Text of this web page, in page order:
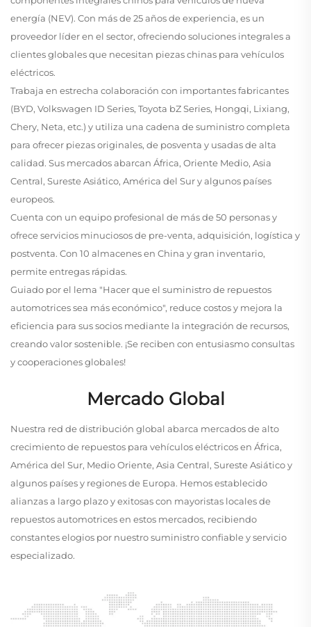
energía (NEV). Con más de 25 años de experiencia, es un
proveedor líder en el sector, ofreciendo soluciones integrales a
clientes globales que necesitan piezas chinas para vehículos
eléctricos.
Trabaja en estrecha colaboración con importantes fabricantes
(BYD, Volkswagen ID Series, Toyota bZ Series, Hongqi, Lixiang,
Chery, Neta, etc.) y utiliza una cadena de suministro completa
para ofrecer piezas originales, de posventa y usadas de alta
calidad. Sus mercados abarcan África, Oriente Medio, Asia
Central, Sureste Asiático, América del Sur y algunos países
europeos.
Cuenta con un equipo profesional de más de 50 personas y
ofrece servicios minuciosos de pre-venta, adquisición, logística y
postventa. Con 10 almacenes en China y gran inventario,
permite entregas rápidas.
Guiado por el lema "Hacer que el suministro de repuestos
automotrices sea más económico", reduce costos y mejora la
eficiencia para sus socios mediante la integración de recursos,
creando valor sostenible. ¡Se reciben con entusiasmo consultas
y cooperaciones globales!
Mercado Global
Nuestra red de distribución global abarca mercados de alto
crecimiento de repuestos para vehículos eléctricos en África,
América del Sur, Medio Oriente, Asia Central, Sureste Asiático y
algunos países y regiones de Europa. Hemos establecido
alianzas a largo plazo y exitosas con mayoristas locales de
repuestos automotrices en estos mercados, recibiendo
constantes elogios por nuestro suministro confiable y servicio
especializado.